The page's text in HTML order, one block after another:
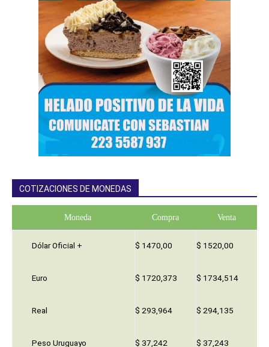
COTIZACIONES DE MONEDAS
Moneda Compra Venta
Dólar Oficial + $ 1470,00 $ 1520,00
Euro $ 1720,373 $ 1734,514
Real $ 293,964 $ 294,135
Peso Uruguayo $ 37,242 $ 37,243